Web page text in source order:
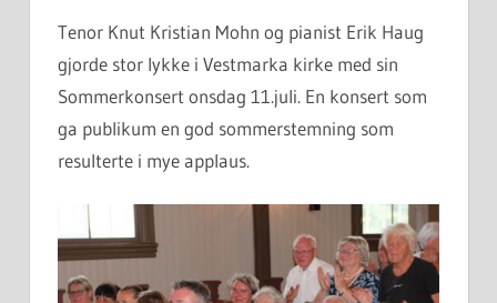
Tenor Knut Kristian Mohn og pianist Erik Haug
gjorde stor lykke i Vestmarka kirke med sin
Sommerkonsert onsdag 11.juli. En konsert som
ga publikum en god sommerstemning som
resulterte i mye applaus.